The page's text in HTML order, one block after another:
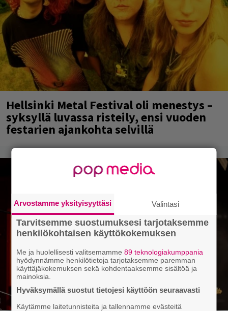
Hellsinki Metal Festival oli menestys –
syksyllä luvassa risteily, ensi vuoden
festarien ajankohta selvillä
Arvostamme yksityisyyttäsi Valintasi
Tarvitsemme suostumuksesi tarjotaksemme
henkilökohtaisen käyttökokemuksen
Me ja huolellisesti valitsemamme89 teknologiakumppania
hyödynnämme henkilötietoja tarjotaksemme paremman
käyttäjäkokemuksen sekä kohdentaaksemme sisältöä ja
mainoksia.
Hyväksymällä suostut tietojesi käyttöön seuraavasti
Käytämme laitetunnisteita ja tallennamme evästeitä